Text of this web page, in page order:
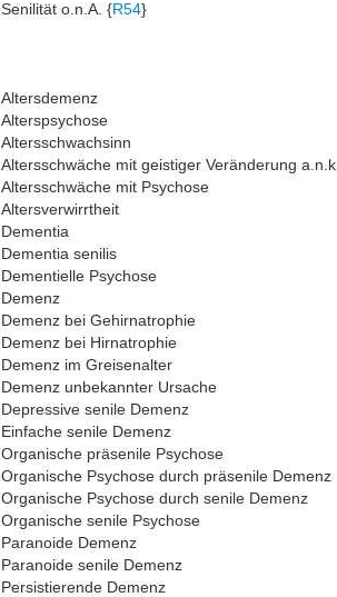
Senilität o.n.A. {R54}
Altersdemenz
Alterspsychose
Altersschwachsinn
Altersschwäche mit geistiger Veränderung a.n.k.
Altersschwäche mit Psychose
Altersverwirrtheit
Dementia
Dementia senilis
Dementielle Psychose
Demenz
Demenz bei Gehirnatrophie
Demenz bei Hirnatrophie
Demenz im Greisenalter
Demenz unbekannter Ursache
Depressive senile Demenz
Einfache senile Demenz
Organische präsenile Psychose
Organische Psychose durch präsenile Demenz
Organische Psychose durch senile Demenz
Organische senile Psychose
Paranoide Demenz
Paranoide senile Demenz
Persistierende Demenz